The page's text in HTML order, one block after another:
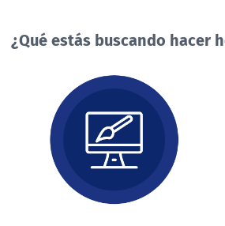
¿Qué estás buscando hacer
buscando
hacer